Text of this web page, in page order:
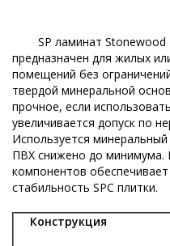
SP ламинат Stonewood
предназначен для жилых
помещений без
твердой минеральной
прочное, если
увеличивается допуск по
Используется
ПВХ снижено до минимума.
компонентов
стабильность SPC плитки.
Конструкция